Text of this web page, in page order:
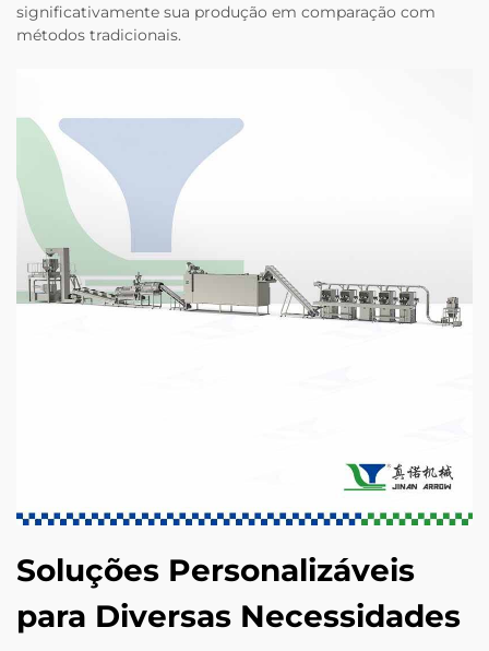
significativamente sua produção em comparação com
métodos tradicionais.
Soluções Personalizáveis
para Diversas Necessidades